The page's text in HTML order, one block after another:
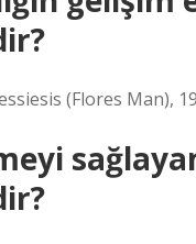
(Flores Man),